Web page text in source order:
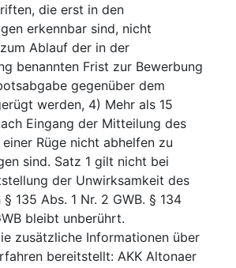
die erst in den
erkennbar sind, nicht
Ablauf der in der
benannten Frist zur Bewerbung
gegenüber dem
werden, 4) Mehr als 15
Eingang der Mitteilung des
Rüge nicht abhelfen zu
sind. Satz 1 gilt nicht bei
der Unwirksamkeit des
135 Abs. 1 Nr. 2 GWB. § 134
bleibt unberührt.
zusätzliche Informationen über
bereitstellt: AKK Altonaer